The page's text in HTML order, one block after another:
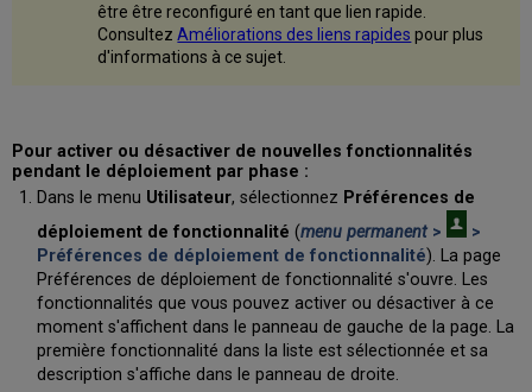
être être reconfiguré en tant que lien rapide.
ConsultezAméliorations des liens rapides pour plus
d'informations à ce sujet.
Pour activer ou désactiver de nouvelles fonctionnalités
pendant le déploiement par phase :
Dans le menu Utilisateur, sélectionnez Préférences de
déploiement de fonctionnalité (menu permanent >
>
Préférences de déploiement de fonctionnalité). La page
Préférences de déploiement de fonctionnalité s'ouvre. Les
fonctionnalités que vous pouvez activer ou désactiver à ce
moment s'affichent dans le panneau de gauche de la page. La
première fonctionnalité dans la liste est sélectionnée et sa
description s'affiche dans le panneau de droite.